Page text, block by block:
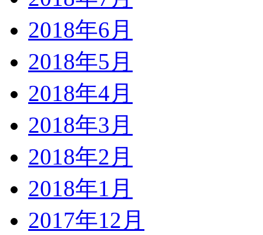
2018年6月
2018年5月
2018年4月
2018年3月
2018年2月
2018年1月
2017年12月